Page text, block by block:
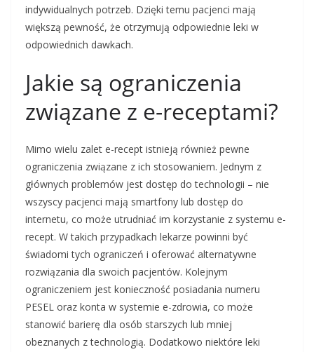
indywidualnych potrzeb. Dzięki temu pacjenci mają
większą pewność, że otrzymują odpowiednie leki w
odpowiednich dawkach.
Jakie są ograniczenia
związane z e-receptami?
Mimo wielu zalet e-recept istnieją również pewne
ograniczenia związane z ich stosowaniem. Jednym z
głównych problemów jest dostęp do technologii – nie
wszyscy pacjenci mają smartfony lub dostęp do
internetu, co może utrudniać im korzystanie z systemu e-
recept. W takich przypadkach lekarze powinni być
świadomi tych ograniczeń i oferować alternatywne
rozwiązania dla swoich pacjentów. Kolejnym
ograniczeniem jest konieczność posiadania numeru
PESEL oraz konta w systemie e-zdrowia, co może
stanowić barierę dla osób starszych lub mniej
obeznanych z technologią. Dodatkowo niektóre leki